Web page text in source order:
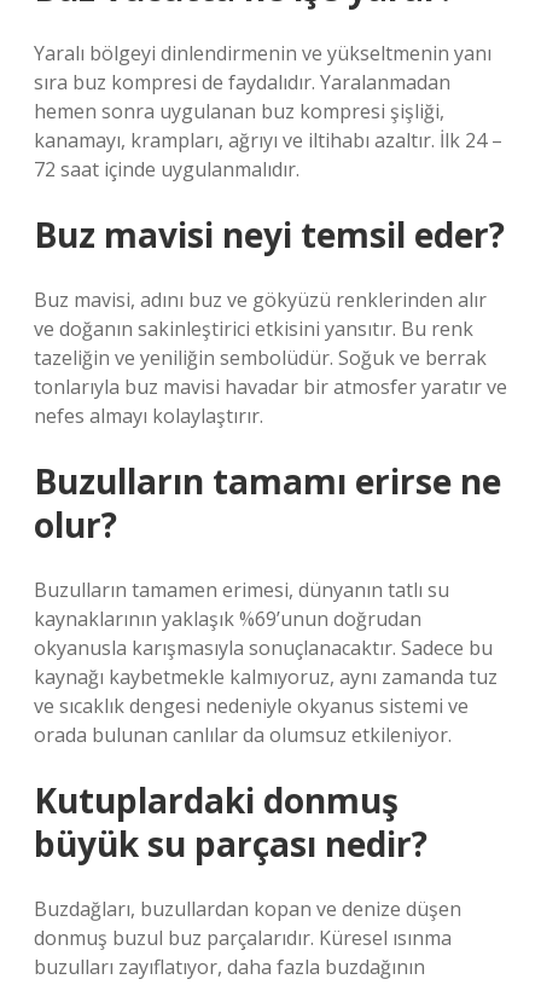
Yaralı bölgeyi dinlendirmenin ve yükseltmenin yanı
sıra buz kompresi de faydalıdır. Yaralanmadan
hemen sonra uygulanan buz kompresi şişliği,
kanamayı, krampları, ağrıyı ve iltihabı azaltır. İlk 24 –
72 saat içinde uygulanmalıdır.
Buz mavisi neyi temsil eder?
Buz mavisi, adını buz ve gökyüzü renklerinden alır
ve doğanın sakinleştirici etkisini yansıtır. Bu renk
tazeliğin ve yeniliğin sembolüdür. Soğuk ve berrak
tonlarıyla buz mavisi havadar bir atmosfer yaratır ve
nefes almayı kolaylaştırır.
Buzulların tamamı erirse ne
olur?
Buzulların tamamen erimesi, dünyanın tatlı su
kaynaklarının yaklaşık %69’unun doğrudan
okyanusla karışmasıyla sonuçlanacaktır. Sadece bu
kaynağı kaybetmekle kalmıyoruz, aynı zamanda tuz
ve sıcaklık dengesi nedeniyle okyanus sistemi ve
orada bulunan canlılar da olumsuz etkileniyor.
Kutuplardaki donmuş
büyük su parçası nedir?
Buzdağları, buzullardan kopan ve denize düşen
donmuş buzul buz parçalarıdır. Küresel ısınma
buzulları zayıflatıyor, daha fazla buzdağının